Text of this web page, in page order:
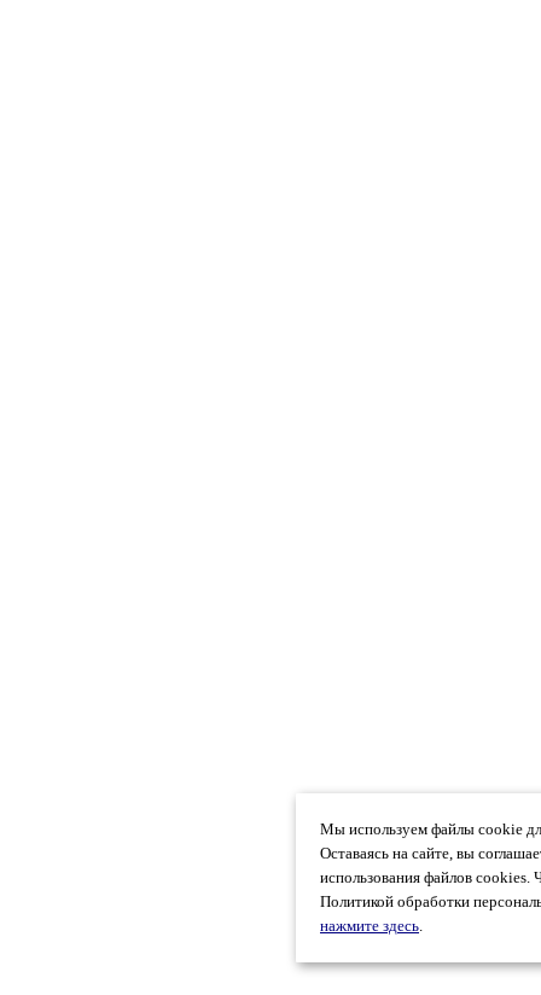
Мы используем файлы cookie
Оставаясь на сайте, вы
использования файлов cookies.
Политикой обработки
нажмите здесь.